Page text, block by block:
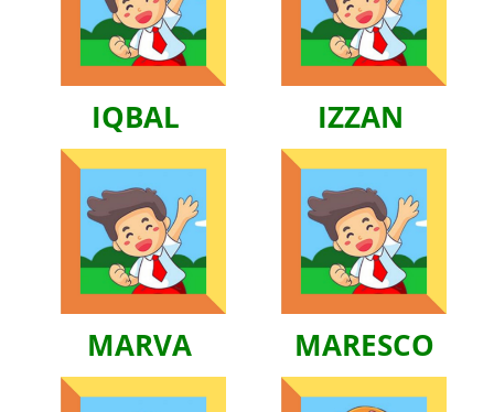
IQBAL IZZAN
MARVA MARESCO